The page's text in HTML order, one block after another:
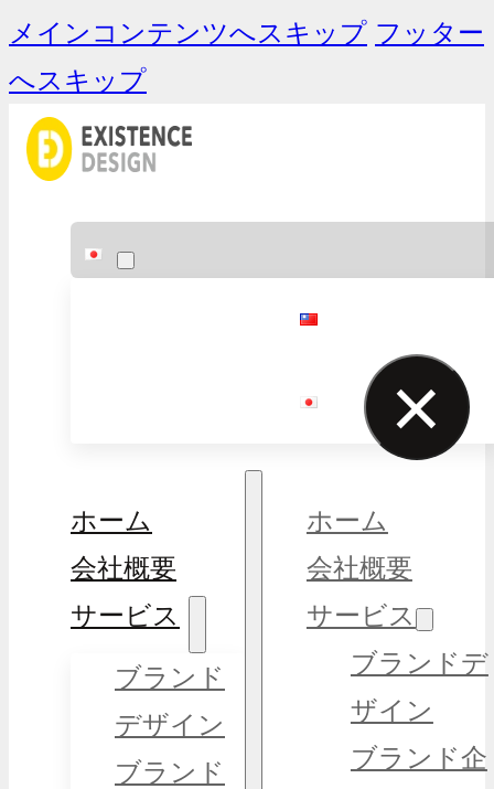
メインコンテンツへスキップ フッター
へスキップ
ホーム
会社概要
サービス
ブランド
デザイン
ブランド
ホーム
会社概要
サービス
ブランドデ
ザイン
ブランド企
×